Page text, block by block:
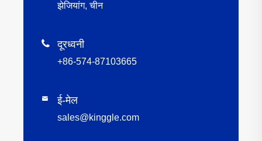
झेजियांग, चीन
 दूरध्वनी
+86-574-87103665
 ई-मेल
sales@kinggle.com